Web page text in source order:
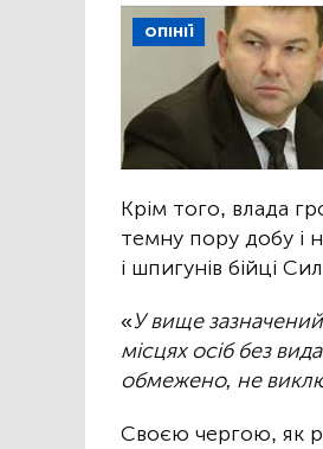
ОПІНІЇ
Крім того, влада
темну пору добу і
і шпигунів бійці
«У вище
місцях осіб без
обмежено, не
Своєю чергою, як